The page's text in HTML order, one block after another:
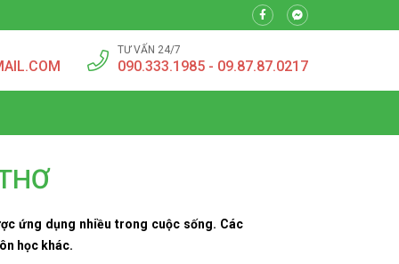
TƯ VẤN 24/7
090.333.1985 - 09.87.87.0217
ứng dụng nhiều trong cuộc sống. Các
học khác.